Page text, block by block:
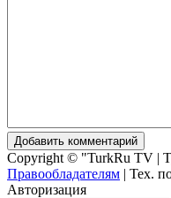
Добавить комментарий
Copyright © "TurkRu TV |
Правообладателям | Тех.
Авторизация